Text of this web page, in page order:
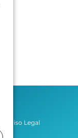
Aviso Legal